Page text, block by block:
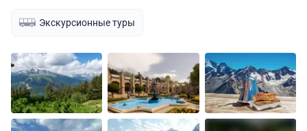
Экскурсионные туры